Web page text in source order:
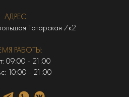
АДРЕС:
Татарская 7к2
РАБОТЫ:
09:00 - 21:00
10:00 - 21:00